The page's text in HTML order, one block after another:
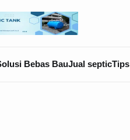
Bebas BauJual septicTips